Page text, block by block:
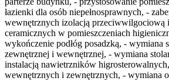
łazienki dla osób niepełnosprawnych, -
wewnętrznych izolacją przeciwwilgociową i
ceramicznych w pomieszczeniach
wykończenie podłóg posadzką, - wymiana
zewnętrznej i wewnętrznej, - wymiana
instalacją nawietrzników
wewnętrznych i zewnętrznych, - wymiana